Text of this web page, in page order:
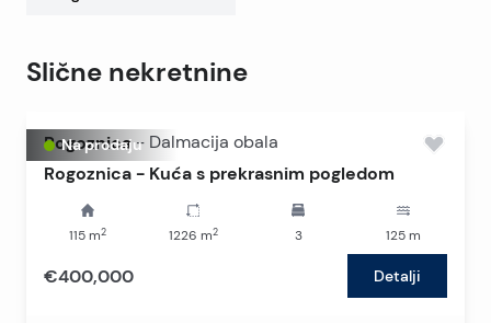
Slične nekretnine
Na prodaju
Rogoznica - Dalmacija obala
Rogoznica - Kuća s prekrasnim pogledom
115 m2 1226 m2 3 125 m
€400,000 Detalji